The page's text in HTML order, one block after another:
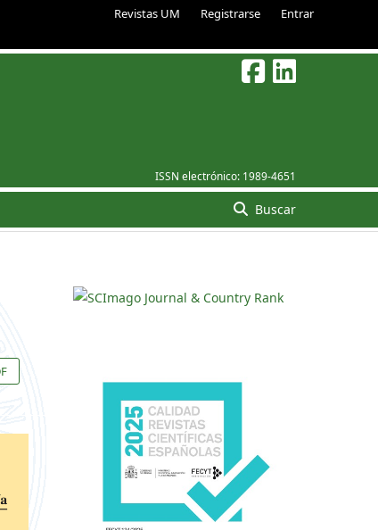
Revistas UM Registrarse Entrar
ISSN electrónico: 1989-4651
Buscar